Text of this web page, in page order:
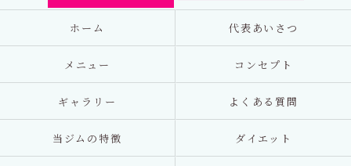
ホーム 代表あいさつ
メニュー コンセプト
ギャラリー よくある質問
当ジムの特徴 ダイエット